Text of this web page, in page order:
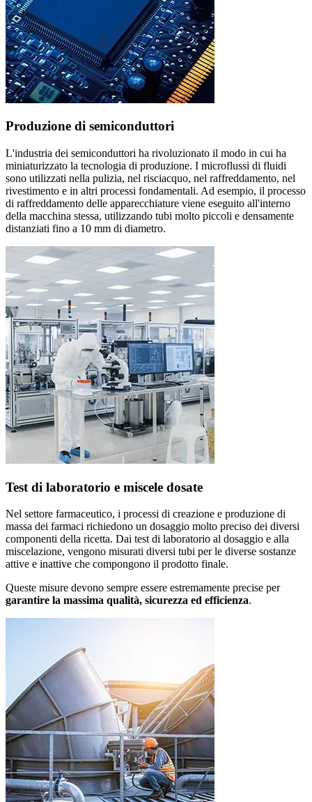
Produzione di semiconduttori
L'industria dei semiconduttori ha rivoluzionato il modo in cui ha
miniaturizzato la tecnologia di produzione. I microflussi di fluidi
sono utilizzati nella pulizia, nel risciacquo, nel raffreddamento, nel
rivestimento e in altri processi fondamentali. Ad esempio, il processo
di raffreddamento delle apparecchiature viene eseguito all'interno
della macchina stessa, utilizzando tubi molto piccoli e densamente
distanziati fino a 10 mm di diametro.
Test di laboratorio e miscele dosate
Nel settore farmaceutico, i processi di creazione e produzione di
massa dei farmaci richiedono un dosaggio molto preciso dei diversi
componenti della ricetta. Dai test di laboratorio al dosaggio e alla
miscelazione, vengono misurati diversi tubi per le diverse sostanze
attive e inattive che compongono il prodotto finale.
Queste misure devono sempre essere estremamente precise per
garantire la massima qualità, sicurezza ed efficienza.